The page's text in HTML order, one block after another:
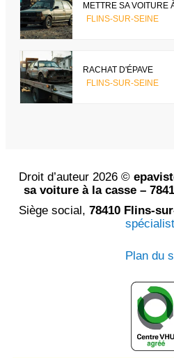
METTRE SA VOITURE
FLINS-SUR-SEINE
RACHAT D'ÉPAVE
FLINS-SUR-SEINE
Droit d’auteur 2026 ©
sa voiture à la casse –
Siège social, 78410 Flins-
Plan du